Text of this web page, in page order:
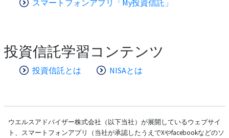
スマートフォンアプリ「My投資信託」
投資信託学習コンテンツ
投資信託とは NISAとは
ウエルスアドバイザー株式会社（以下当社）が展開しているウェブサイ
ト、スマートフォンアプリ（当社が承認したうえでXやfacebookなどのソ